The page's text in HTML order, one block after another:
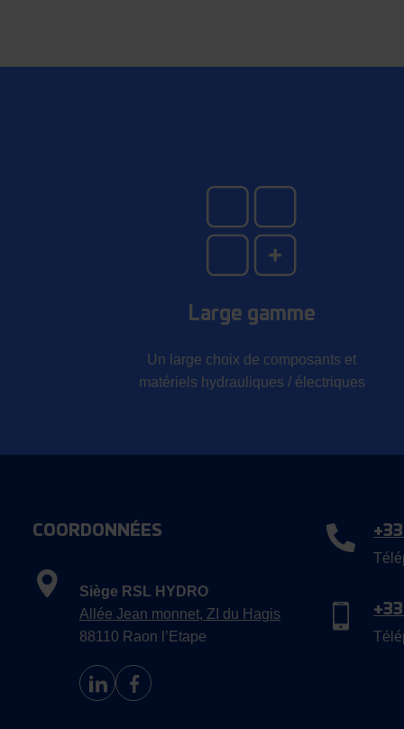
Large gamme
Un large choix de composants et
matériels hydrauliques / électriques
COORDONNÉES
Siège RSL HYDRO
Allée Jean monnet, ZI du Hagis
88110 Raon l’Etape